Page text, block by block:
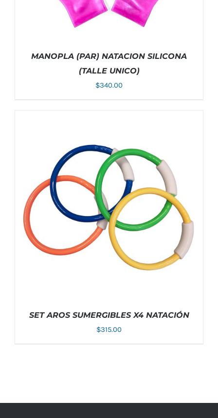
SELECCIONAR OPCIONES ESTE
PRODUCTO
TIENE
MÚLTIPLES
VARIANTES.
LAS
OPCIONES
PUEDEN
ELEGIR
PÁGINA
DE
/ DETALLES
MANOPLA (PAR) NATACION SILICONA
(TALLE UNICO)
$340.00
SET AROS SUMERGIBLES X4 NATACIÓN
$315.00